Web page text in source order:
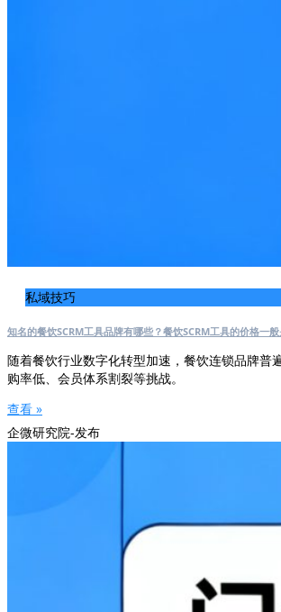
私域技巧
知名的餐饮SCRM工具品牌有哪些？餐饮SCRM工具的价格一般
随着餐饮行业数字化转型加速，餐饮连锁品牌普
购率低、会员体系割裂等挑战。
查看 »
企微研究院-发布